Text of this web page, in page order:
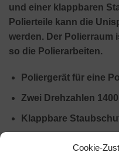
Cookie-
und einer klappbaren
Polierteile kann die
werden. Der Polierraum
so die Polierarbeiten.
Poliergerät für eine
Zwei Drehzahlen
Klappbare